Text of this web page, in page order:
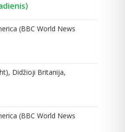
(BBC World News
Didžioji Britanija,
(BBC World News